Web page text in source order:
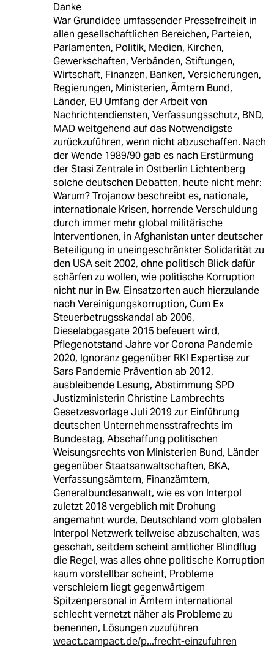
Danke
War Grundidee umfassender Pressefreiheit in
allen gesellschaftlichen Bereichen, Parteien,
Parlamenten, Politik, Medien, Kirchen,
Gewerkschaften, Verbänden, Stiftungen,
Wirtschaft, Finanzen, Banken, Versicherungen,
Regierungen, Ministerien, Ämtern Bund,
Länder, EU Umfang der Arbeit von
Nachrichtendiensten, Verfassungsschutz, BND,
MAD weitgehend auf das Notwendigste
zurückzuführen, wenn nicht abzuschaffen. Nach
der Wende 1989/90 gab es nach Erstürmung
der Stasi Zentrale in Ostberlin Lichtenberg
solche deutschen Debatten, heute nicht mehr:
Warum? Trojanow beschreibt es, nationale,
internationale Krisen, horrende Verschuldung
durch immer mehr global militärische
Interventionen, in Afghanistan unter deutscher
Beteiligung in uneingeschränkter Solidarität zu
den USA seit 2002, ohne politisch Blick dafür
schärfen zu wollen, wie politische Korruption
nicht nur in Bw. Einsatzorten auch hierzulande
nach Vereinigungskorruption, Cum Ex
Steuerbetrugsskandal ab 2006,
Dieselabgasgate 2015 befeuert wird,
Pflegenotstand Jahre vor Corona Pandemie
2020, Ignoranz gegenüber RKI Expertise zur
Sars Pandemie Prävention ab 2012,
ausbleibende Lesung, Abstimmung SPD
Justizministerin Christine Lambrechts
Gesetzesvorlage Juli 2019 zur Einführung
deutschen Unternehmensstrafrechts im
Bundestag, Abschaffung politischen
Weisungsrechts von Ministerien Bund, Länder
gegenüber Staatsanwaltschaften, BKA,
Verfassungsämtern, Finanzämtern,
Generalbundesanwalt, wie es von Interpol
zuletzt 2018 vergeblich mit Drohung
angemahnt wurde, Deutschland vom globalen
Interpol Netzwerk teilweise abzuschalten, was
geschah, seitdem scheint amtlicher Blindflug
die Regel, was alles ohne politische Korruption
kaum vorstellbar scheint, Probleme
verschleiern liegt gegenwärtigem
Spitzenpersonal in Ämtern international
schlecht vernetzt näher als Probleme zu
benennen, Lösungen zuzuführen
weact.campact.de/p...frecht-einzufuhren